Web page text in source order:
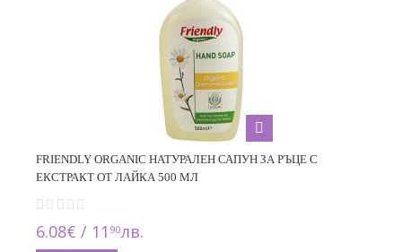
FRIENDLY ORGANIC НАТУРАЛЕН САПУН ЗА РЪЦЕ С
ЕКСТРАКТ ОТ ЛАЙКА 500 МЛ
6.08€ / 11 90лв.